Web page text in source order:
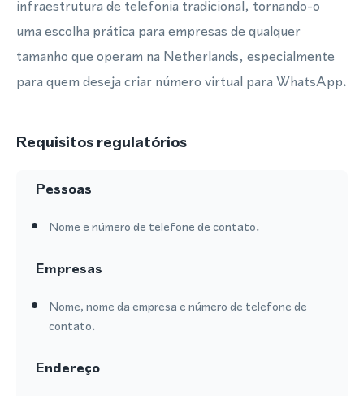
infraestrutura de telefonia tradicional, tornando-o
uma escolha prática para empresas de qualquer
tamanho que operam na Netherlands, especialmente
para quem deseja criar número virtual para WhatsApp.
Requisitos regulatórios
Pessoas
Nome e número de telefone de contato.
Empresas
Nome, nome da empresa e número de telefone de
contato.
Endereço